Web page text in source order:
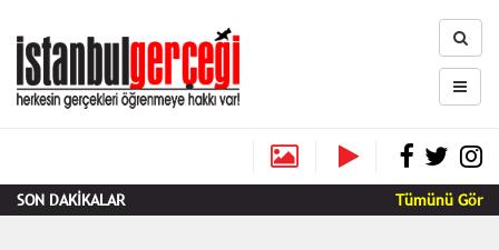
SON DAKİKALAR Tümünü Gör